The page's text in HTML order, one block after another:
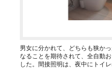
男女に分かれて、どちらも狭か
なることを期待されて、全自動
した。間接照明は、夜中にトイ